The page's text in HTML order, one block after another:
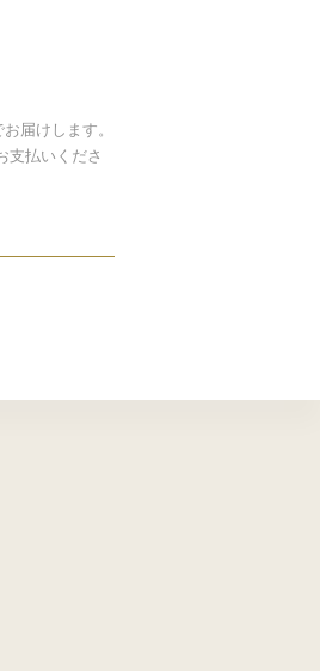
届けします。
支払いくださ